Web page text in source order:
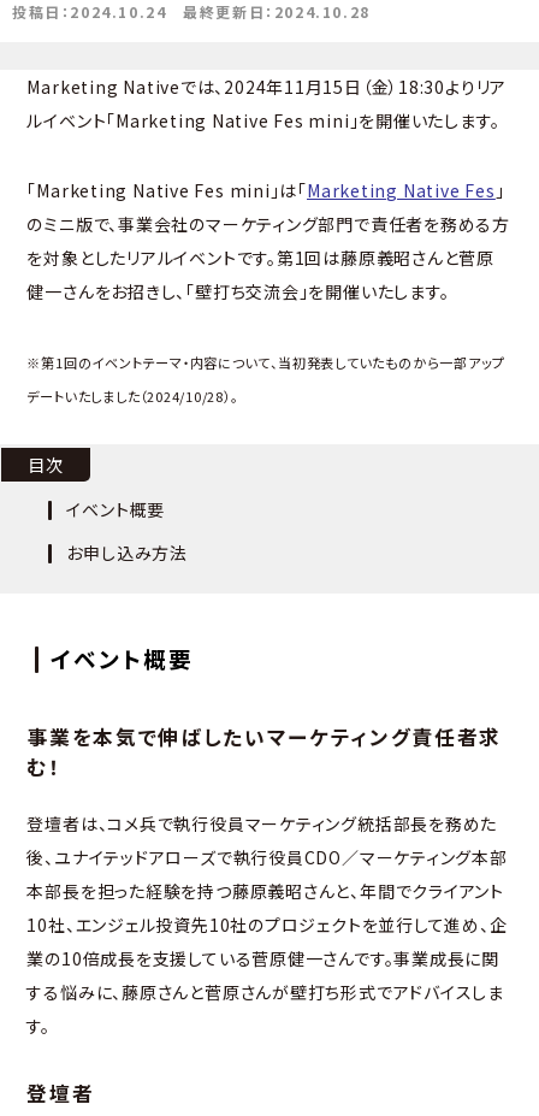
投稿日：2024.10.24 最終更新日：2024.10.28
Marketing Nativeでは、2024年11月15日（金）18:30よりリア
ルイベント「Marketing Native Fes mini」を開催いたします。
「Marketing Native Fes mini」は「Marketing Native Fes 」
のミニ版で、事業会社のマーケティング部門で責任者を務める方
を対象としたリアルイベントです。第1回は藤原義昭さんと菅原
健一さんをお招きし、「壁打ち交流会」を開催いたします。
※第1回のイベントテーマ・内容について、当初発表していたものから一部アップ
デートいたしました（2024/10/28）。
目次
イベント概要
お申し込み方法
イベント概要
事業を本気で伸ばしたいマーケティング責任者求
む！
登壇者は、コメ兵で執行役員マーケティング統括部長を務めた
後、ユナイテッドアローズで執行役員CDO／マーケティング本部
本部長を担った経験を持つ藤原義昭さんと、年間でクライアント
10社、エンジェル投資先10社のプロジェクトを並行して進め、企
業の10倍成長を支援している菅原健一さんです。事業成長に関
する悩みに、藤原さんと菅原さんが壁打ち形式でアドバイスしま
す。
登壇者